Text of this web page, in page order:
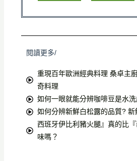
閱讀更多/
重現百年歐洲經典料理 桑卓主
奇料理
如何一眼就能分辨咖啡豆是水
如何分辨新鮮白松露的品質?
西班牙伊比利豬火腿』真的比
味嗎？